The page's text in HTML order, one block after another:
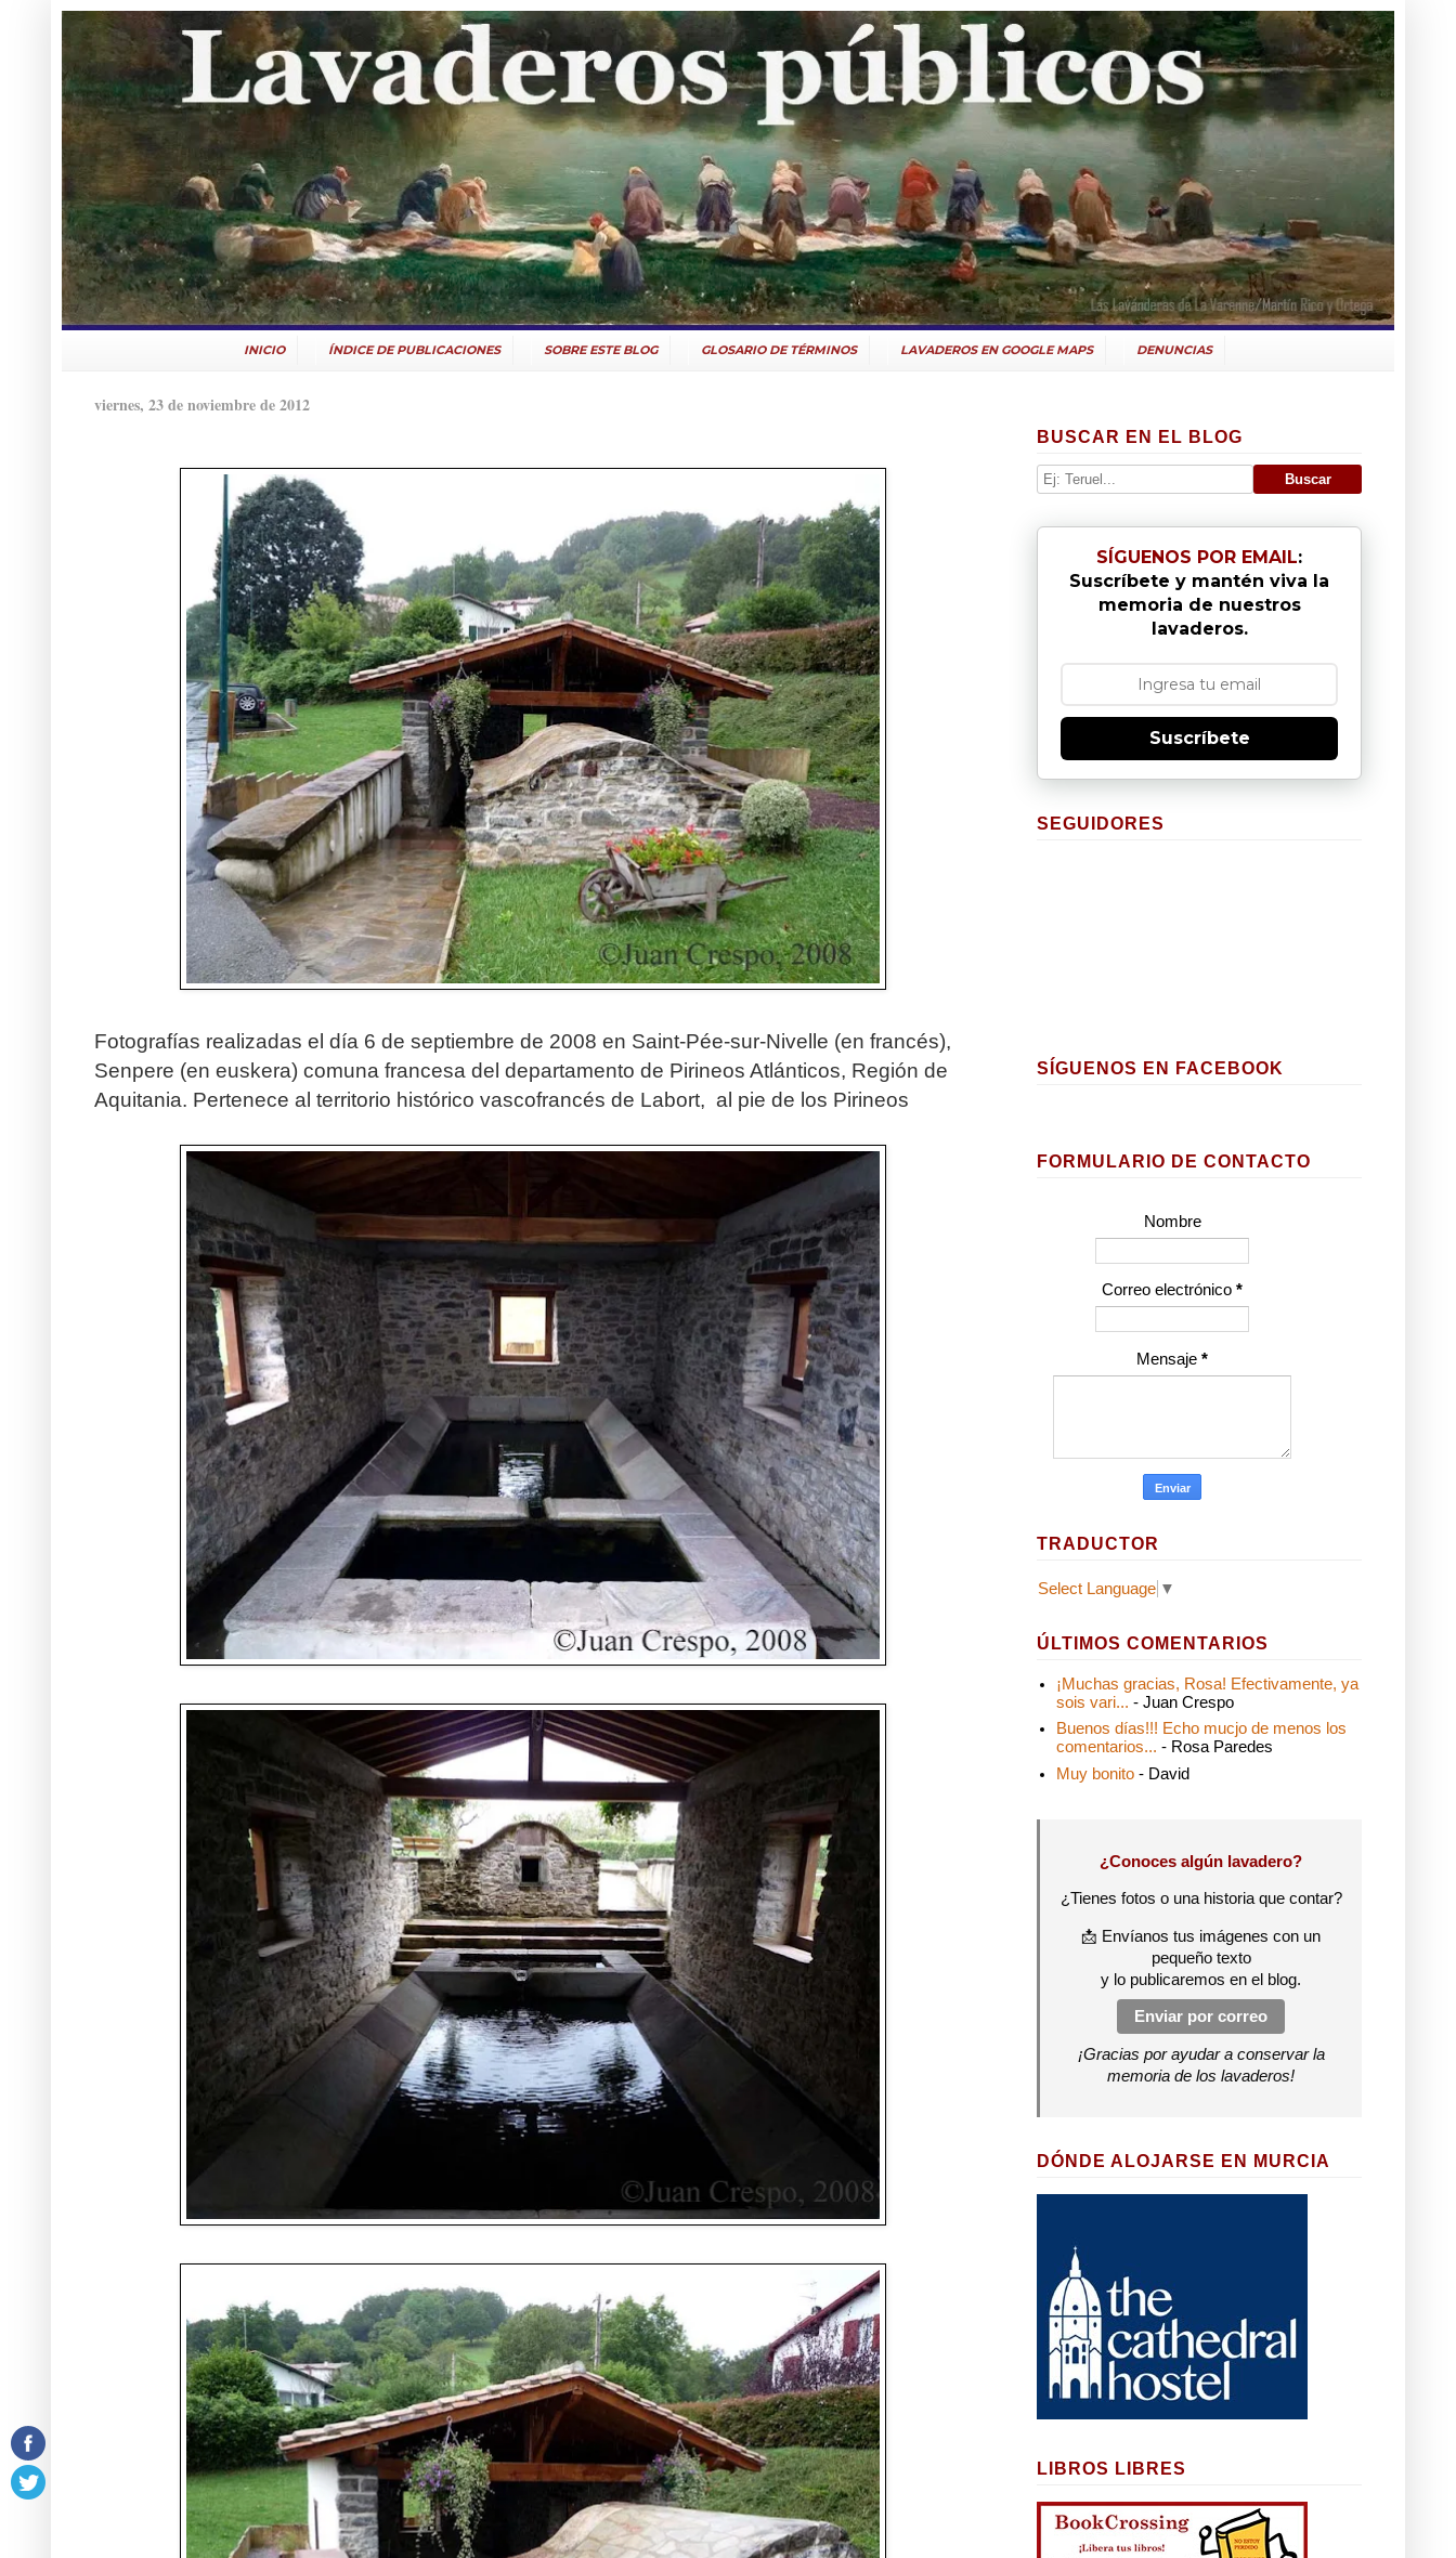
INICIO ÍNDICE DE PUBLICACIONES SOBRE ESTE BLOG GLOSARIO DE TÉRMINOS LAVADEROS EN GOOGLE MAPS DENUNCIAS
viernes, 23 de noviembre de 2012
Fotografías realizadas el día 6 de septiembre de 2008 en Saint-Pée-sur-Nivelle (en francés),
Senpere (en euskera) comuna francesa del departamento de Pirineos Atlánticos, Región de
Aquitania. Pertenece al territorio histórico vascofrancés de Labort, al pie de los Pirineos
BUSCAR EN EL BLOG
SÍGUENOS POR EMAIL:
Suscríbete y mantén viva la
memoria de nuestros
lavaderos.
Suscríbete
SEGUIDORES
SÍGUENOS EN FACEBOOK
FORMULARIO DE CONTACTO
Nombre
Correo electrónico *
Mensaje *
TRADUCTOR
Select Language ▼
ÚLTIMOS COMENTARIOS
¡Muchas gracias, Rosa! Efectivamente, ya
sois vari... - Juan Crespo
Buenos días!!! Echo mucjo de menos los
comentarios... - Rosa Paredes
Muy bonito - David
¿Conoces algún lavadero?
¿Tienes fotos o una historia que contar?
📩 Envíanos tus imágenes con un
pequeño texto
y lo publicaremos en el blog.
Enviar por correo
¡Gracias por ayudar a conservar la
memoria de los lavaderos!
DÓNDE ALOJARSE EN MURCIA
LIBROS LIBRES